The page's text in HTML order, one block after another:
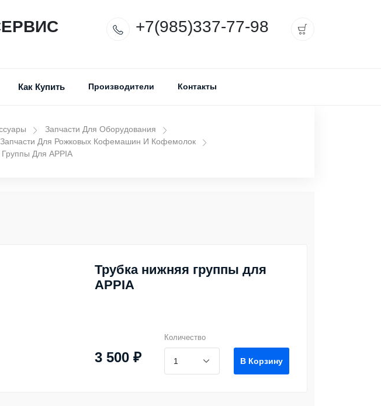
+7(985)337-77-98
Как Купить Производители Контакты
Запчасти Для Оборудования
Запчасти Для Рожковых Кофемашин И Кофемолок
Для APPIA
Трубка нижняя группы для
APPIA
3 500 ₽
Количество
В Корзину